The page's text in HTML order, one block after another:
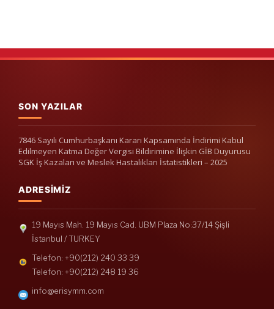
SON YAZILAR
7846 Sayılı Cumhurbaşkanı Kararı Kapsamında İndirimi Kabul
Edilmeyen Katma Değer Vergisi Bildirimine İlişkin GİB Duyurusu
SGK İş Kazaları ve Meslek Hastalıkları İstatistikleri – 2025
ADRESIMIZ
19 Mayıs Mah. 19 Mayıs Cad. UBM Plaza No:37/14 Şişli
İstanbul / TURKEY
Telefon: +90(212) 240 33 39
Telefon: +90(212) 248 19 36
info@erisymm.com